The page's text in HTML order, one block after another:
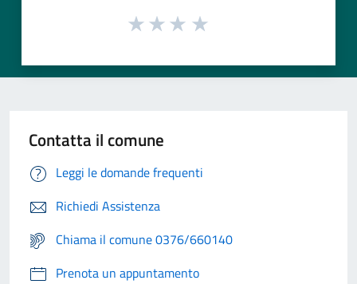
Contatta il comune
Leggi le domande frequenti
Richiedi Assistenza
Chiama il comune 0376/660140
Prenota un appuntamento